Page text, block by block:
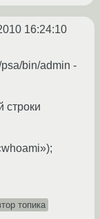
16:24:10
bin/admin -
строки
топика